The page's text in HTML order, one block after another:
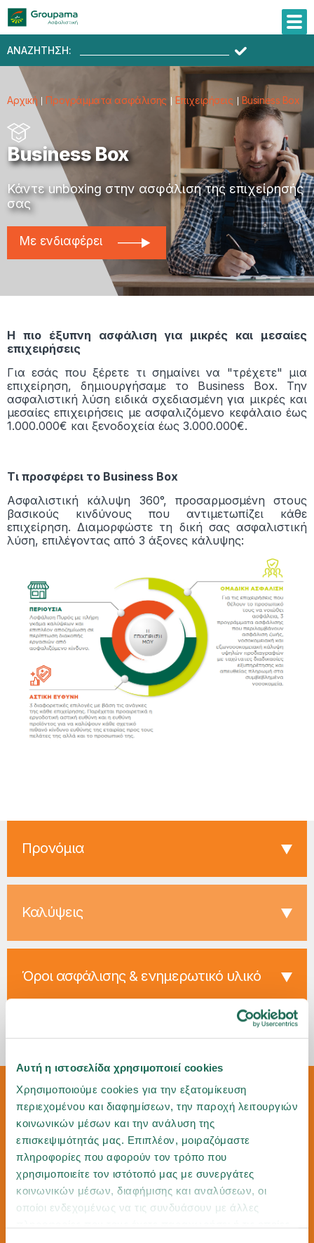
Αυτή η ιστοσελίδα χρησιμοποιεί cookies
Χρησιμοποιούμε cookies για την εξατομίκευση
περιεχομένου και διαφημίσεων, την παροχή λειτουργιών
κοινωνικών μέσων και την ανάλυση της
επισκεψιμότητάς μας. Επιπλέον, μοιραζόμαστε
πληροφορίες που αφορούν τον τρόπο που
χρησιμοποιείτε τον ιστότοπό μας με συνεργάτες
κοινωνικών μέσων, διαφήμισης και αναλύσεων, οι
οποίοι ενδεχομένως να τις συνδυάσουν με άλλες
ΑΝΑΖΗΤΗΣΗ:
Αρχική Προγράμματα ασφάλισης Επιχειρήσεις Business Box
Business Box
Κάντε unboxing στην ασφάλιση της επιχείρησής
σας
Με ενδιαφέρει
Η πιο έξυπνη ασφάλιση για μικρές και μεσαίες
επιχειρήσεις
Για εσάς που ξέρετε τι σημαίνει να "τρέχετε" μια
επιχείρηση, δημιουργήσαμε το Business Box. Την
ασφαλιστική λύση ειδικά σχεδιασμένη για μικρές και
μεσαίες επιχειρήσεις με ασφαλιζόμενο κεφάλαιο έως
1.000.000€ και ξενοδοχεία έως 3.000.000€.
Τι προσφέρει το Business Box
Ασφαλιστική κάλυψη 360°, προσαρμοσμένη στους
βασικούς κινδύνους που αντιμετωπίζει κάθε
επιχείρηση. Διαμορφώστε τη δική σας ασφαλιστική
λύση, επιλέγοντας από 3 άξονες κάλυψης:
Προνόμια
Καλύψεις
Όροι ασφάλισης & ενημερωτικό υλικό
Αυτό το πρόγραμμα είναι
αυτόπου χρειάζομαι για την
επιχείρησή μου.
Με ενδιαφέρει